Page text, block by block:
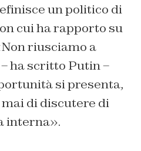
un politico di
cui ha rapporto su
riusciamo a
ha scritto Putin –
si presenta,
di discutere di
interna».